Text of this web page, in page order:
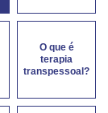
O que é
terapia
transpessoal?